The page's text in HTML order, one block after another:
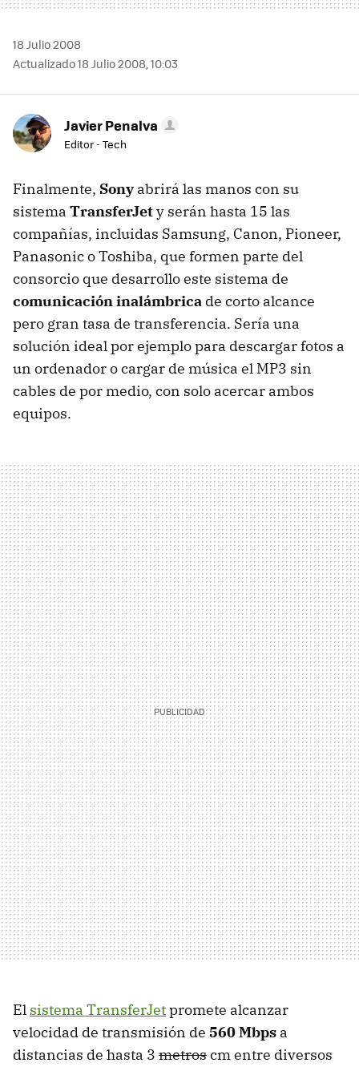
18 Julio 2008
Actualizado 18 Julio 2008, 10:03
Javier Penalva
Editor - Tech
Finalmente, Sonyabrirá las manos con su
sistema TransferJety serán hasta 15 las
compañías, incluidas Samsung, Canon, Pioneer,
Panasonic o Toshiba, que formen parte del
consorcio que desarrollo este sistema de
comunicación inalámbrica de corto alcance
pero gran tasa de transferencia. Sería una
solución ideal por ejemplo para descargar fotos a
un ordenador o cargar de música el MP3 sin
cables de por medio, con solo acercar ambos
equipos.
El sistema TransferJetpromete alcanzar
velocidad de transmisión de 560 Mbps a
distancias de hasta 3 metroscm entre diversos